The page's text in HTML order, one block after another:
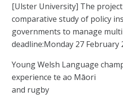
[Ulster University] The
comparative study of policy
governments to manage
deadline:Monday 27 February
Young Welsh Language
experience te ao Māori
and rugby